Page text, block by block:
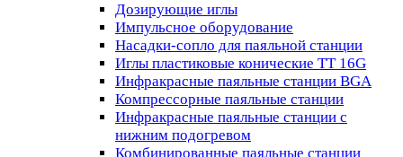
Дозирующие иглы
Импульсное оборудование
Насадки-сопло для паяльной станции
Иглы пластиковые конические TT 16G
Инфракрасные паяльные станции BGA
Компрессорные паяльные станции
Инфракрасные паяльные станции с
нижним подогревом
Комбинированные паяльные станции